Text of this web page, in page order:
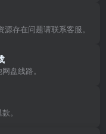
存在问题请联系客服。
盘线路。
。